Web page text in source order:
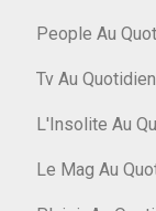
People Au
Tv Au Quotidien
L'Insolite Au
Le Mag Au